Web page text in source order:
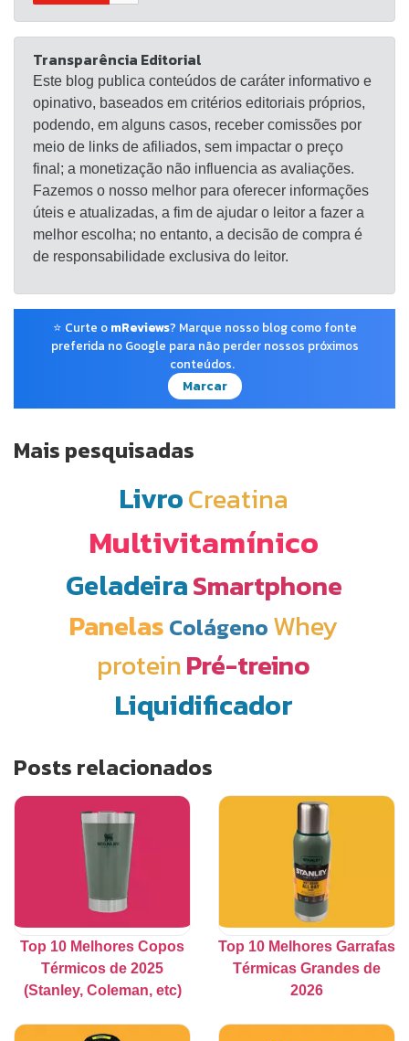
Transparência Editorial
Este blog publica conteúdos de caráter informativo e
opinativo, baseados em critérios editoriais próprios,
podendo, em alguns casos, receber comissões por
meio de links de afiliados, sem impactar o preço
final; a monetização não influencia as avaliações.
Fazemos o nosso melhor para oferecer informações
úteis e atualizadas, a fim de ajudar o leitor a fazer a
melhor escolha; no entanto, a decisão de compra é
de responsabilidade exclusiva do leitor.
⭐ Curte o mReviews? Marque nosso blog como fonte
preferida no Google para não perder nossos próximos
conteúdos.
Marcar
Mais pesquisadas
LivroCreatina
Multivitamínico
GeladeiraSmartphone
Panelas Colágeno Whey
proteinPré-treino
Liquidificador
Posts relacionados
Top 10 Melhores Copos
Térmicos de 2025
(Stanley, Coleman, etc)
Top 10 Melhores Garrafas
Térmicas Grandes de
2026